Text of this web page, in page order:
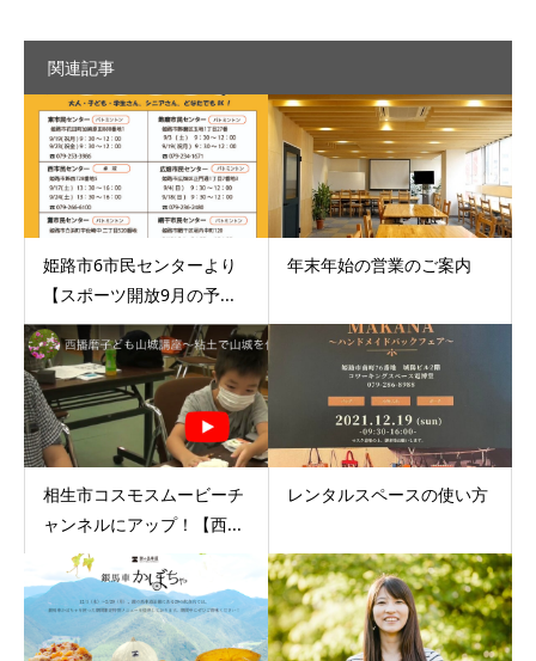
関連記事
姫路市6市民センターより
【スポーツ開放9月の予...
年末年始の営業のご案内
相生市コスモスムービーチ
ャンネルにアップ！【西...
レンタルスペースの使い方